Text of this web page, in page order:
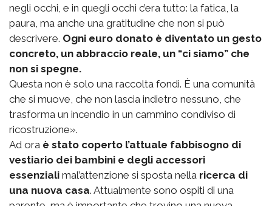
negli occhi, e in quegli occhi c’era tutto: la fatica, la
paura, ma anche una gratitudine che non si può
descrivere. Ogni euro donato è diventato un gesto
concreto, un abbraccio reale, un “ci siamo” che
non si spegne.
Questa non è solo una raccolta fondi. È una comunità
che si muove, che non lascia indietro nessuno, che
trasforma un incendio in un cammino condiviso di
ricostruzione».
Ad ora è stato coperto l’attuale fabbisogno di
vestiario dei bambini e degli accessori
essenziali mal’attenzione si sposta nella ricerca di
una nuova casa. Attualmente sono ospiti di una